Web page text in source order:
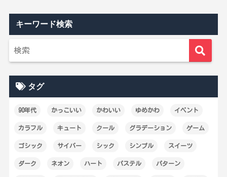
キーワード検索
タグ
90年代 かっこいい かわいい ゆめかわ イベント
カラフル キュート クール グラデーション ゲーム
ゴシック サイバー シック シンプル スイーツ
ダーク ネオン ハート パステル パターン